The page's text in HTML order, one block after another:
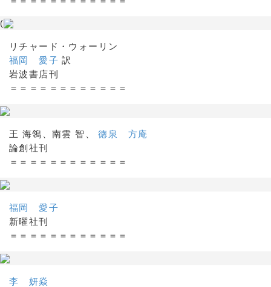
(
リチャード・ウォーリン
福岡 愛子 訳
岩波書店刊
＝＝＝＝＝＝＝＝＝＝＝＝
王 海鴒、南雲 智、徳泉 方庵
論創社刊
＝＝＝＝＝＝＝＝＝＝＝＝
福岡 愛子
新曜社刊
＝＝＝＝＝＝＝＝＝＝＝＝
李 妍焱